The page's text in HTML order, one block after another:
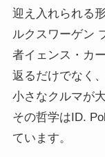
迎え入れられる
ルクスワーゲン
者イェンス・カ
返るだけでなく
小さなクルマが
その哲学はID.
ています。